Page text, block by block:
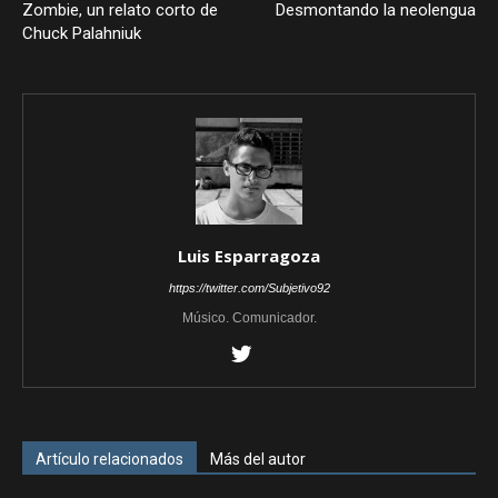
Zombie, un relato corto de
Chuck Palahniuk
Desmontando la neolengua
Luis Esparragoza
https://twitter.com/Subjetivo92
Músico. Comunicador.
Artículo relacionados Más del autor